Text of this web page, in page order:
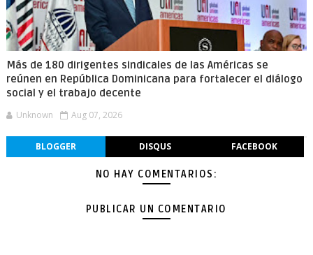
Más de 180 dirigentes sindicales de las Américas se
reúnen en República Dominicana para fortalecer el diálogo
social y el trabajo decente
Unknown Aug 07, 2026
BLOGGER DISQUS FACEBOOK
NO HAY COMENTARIOS:
PUBLICAR UN COMENTARIO